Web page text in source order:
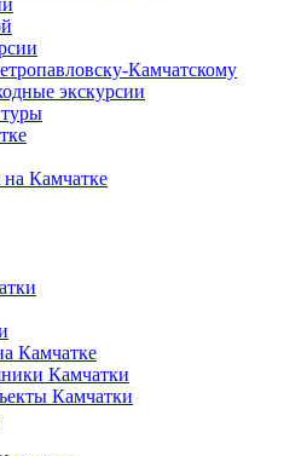
Камчатскому
экскурсии
Камчатке
Камчатке
Камчатки
Камчатки